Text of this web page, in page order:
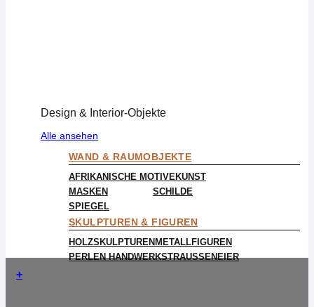
Design & Interior-Objekte
Alle ansehen
WAND & RAUMOBJEKTE
AFRIKANISCHE MOTIVEKUNST
MASKEN
SCHILDE
SPIEGEL
SKULPTUREN & FIGUREN
HOLZSKULPTURENMETALLFIGUREN
PERLEN HANDWERKSTRAUSSENEIER
+